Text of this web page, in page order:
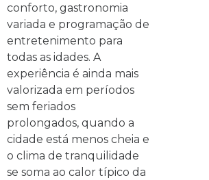
conforto, gastronomia
variada e programação de
entretenimento para
todas as idades. A
experiência é ainda mais
valorizada em períodos
sem feriados
prolongados, quando a
cidade está menos cheia e
o clima de tranquilidade
se soma ao calor típico da